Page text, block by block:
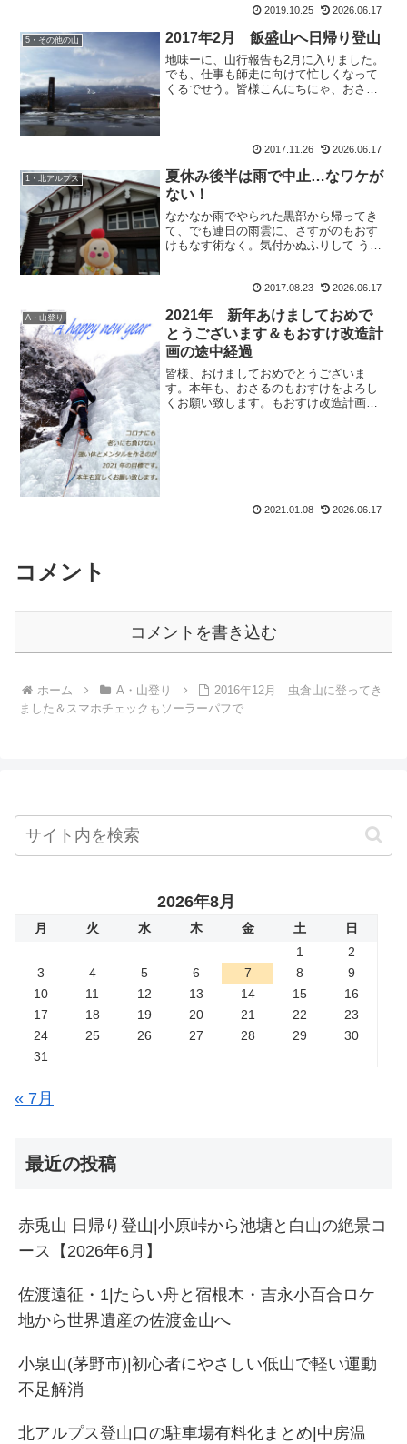
う。なんとトモさんは高校時代、ラグビ
ー部だったのだ。も：『ボール持ってる
人がさ、タックルされ...
2019.10.25 2026.06.17
5・その他の山 2017年2月 飯盛山へ日帰り登山
地味ーに、山行報告も2月に入りました。
でも、仕事も師走に向けて忙しくなって
くるでせう。皆様こんにちにゃ、おさる
選択肢が私には与えられ...
2017.11.26 2026.06.17
1・北アルプス
夏休み後半は雨で中止…なワケが
ない！
なかなか雨でやられた黒部から帰ってき
て、でも連日の雨雲に、さすがのもおす
けもなす術なく。気付かぬふりして うっ
のまま四連休を潰してなるものか、と雨
2017.08.23 2026.06.17
A・山登り
2021年 新年あけましておめで
とうございます＆もおすけ改造計
画の途中経過
皆様、おけましておめでとうございま
す。本年も、おさるのもおすけをよろし
くお願い致します。もおすけ改造計画の
2021.01.08 2026.06.17
コメント
コメントを書き込む
ホーム A・山登り
2016年12月 虫倉山に登ってき
ました＆スマホチェックもソーラーパフで
2026年8月
月 火 水 木 金 土
日
1
2
3
4 5 6 7 8
9
10
11 12 13 14 15
16
17
18 19 20 21 22
23
24
25 26 27 28 29
30
31
« 7月
最近の投稿
赤兎山 日帰り登山|小原峠から池塘と白山の絶景コ
ース【2026年6月】
佐渡遠征・1|たらい舟と宿根木・吉永小百合ロケ
地から世界遺産の佐渡金山へ
小泉山(茅野市)|初心者にやさしい低山で軽い運動
不足解消
北アルプス登山口の駐車場有料化まとめ|中房温